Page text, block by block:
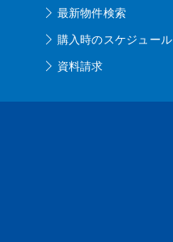
最新物件検索
購入時のスケジュール
資料請求